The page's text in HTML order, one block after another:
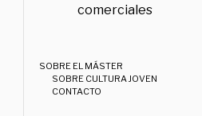
comerciales
SOBRE EL MÁSTER
SOBRE CULTURA JOVEN
CONTACTO